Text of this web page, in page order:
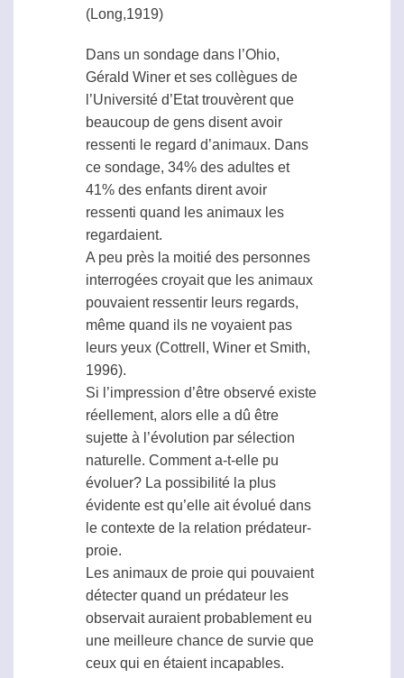
(Long,1919)
Dans un sondage dans l’Ohio,
Gérald Winer et ses collègues de
l’Université d’Etat trouvèrent que
beaucoup de gens disent avoir
ressenti le regard d’animaux. Dans
ce sondage, 34% des adultes et
41% des enfants dirent avoir
ressenti quand les animaux les
regardaient.
A peu près la moitié des personnes
interrogées croyait que les animaux
pouvaient ressentir leurs regards,
même quand ils ne voyaient pas
leurs yeux (Cottrell, Winer et Smith,
1996).
Si l’impression d’être observé existe
réellement, alors elle a dû être
sujette à l’évolution par sélection
naturelle. Comment a-t-elle pu
évoluer? La possibilité la plus
évidente est qu’elle ait évolué dans
le contexte de la relation prédateur-
proie.
Les animaux de proie qui pouvaient
détecter quand un prédateur les
observait auraient probablement eu
une meilleure chance de survie que
ceux qui en étaient incapables.